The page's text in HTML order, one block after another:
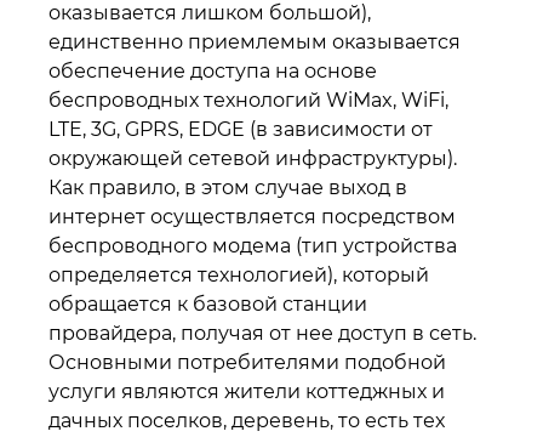
оказывается лишком большой),
единственно приемлемым оказывается
обеспечение доступа на основе
беспроводных технологий WiMax, WiFi,
LTE, 3G, GPRS, EDGE (в зависимости от
окружающей сетевой инфраструктуры).
Как правило, в этом случае выход в
интернет осуществляется посредством
беспроводного модема (тип устройства
определяется технологией), который
обращается к базовой станции
провайдера, получая от нее доступ в сеть.
Основными потребителями подобной
услуги являются жители коттеджных и
дачных поселков, деревень, то есть тех